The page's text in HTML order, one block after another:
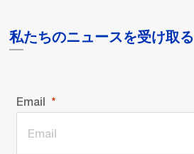
私たちのニュースを受け取る
Email